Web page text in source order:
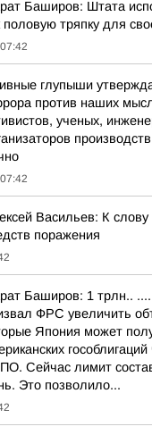
Баширов: Штата
половую тряпку для
07:42
глупыши
против наших
ученых,
07:42
Васильев: К
поражения
Баширов: 1 трлн.. ....
ФРС увеличить
Япония может
Сейчас лимит
Это позволило...